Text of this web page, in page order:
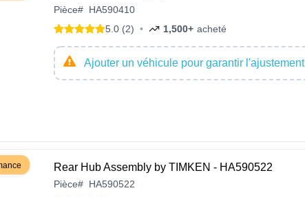
Pièce# HA590410
5.0 (2) • 1,500+ acheté
Ajouter un véhicule pour garantir l'ajustement
Rear Hub Assembly by TIMKEN - HA590522
Pièce# HA590522